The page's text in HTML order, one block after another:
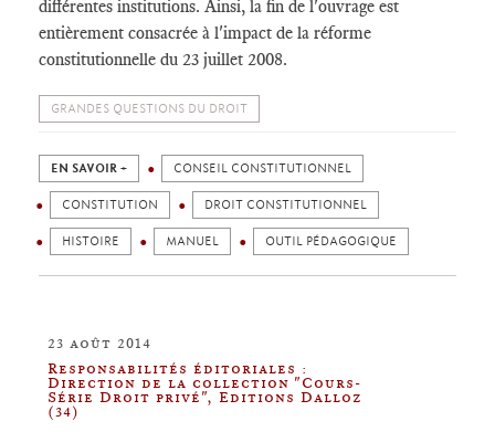
différentes institutions. Ainsi, la fin de l'ouvrage est
entièrement consacrée à l'impact de la réforme
constitutionnelle du 23 juillet 2008.
GRANDES QUESTIONS DU DROIT
EN SAVOIR + CONSEIL CONSTITUTIONNEL
CONSTITUTION DROIT CONSTITUTIONNEL
HISTOIRE MANUEL OUTIL PÉDAGOGIQUE
23 août 2014
Responsabilités éditoriales :
Direction de la collection "Cours-
Série Droit privé", Editions Dalloz
(34)